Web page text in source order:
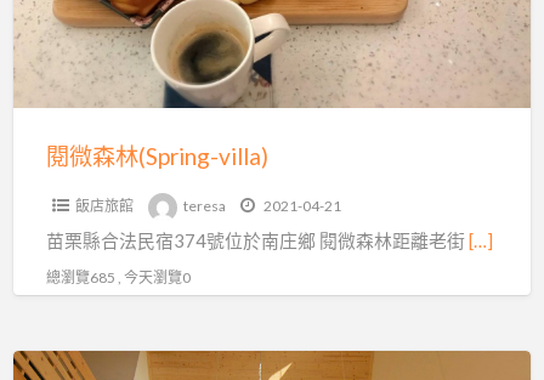
villa)
閱微森林(Spring-villa)
飯店旅館 teresa 2021-04-21
苗栗縣合法民宿374號位於南庄鄉 閱微森林距離老街[…]
總瀏覽685 , 今天瀏覽0
苗